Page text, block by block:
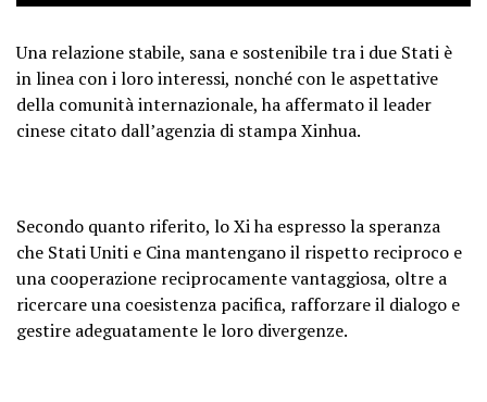
Una relazione stabile, sana e sostenibile tra i due Stati è
in linea con i loro interessi, nonché con le aspettative
della comunità internazionale, ha affermato il leader
cinese citato dall’agenzia di stampa Xinhua.
Secondo quanto riferito, lo Xi ha espresso la speranza
che Stati Uniti e Cina mantengano il rispetto reciproco e
una cooperazione reciprocamente vantaggiosa, oltre a
ricercare una coesistenza pacifica, rafforzare il dialogo e
gestire adeguatamente le loro divergenze.